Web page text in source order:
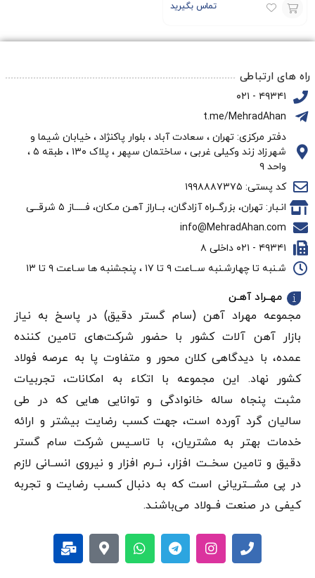
تماس بگیرید
سبد
راه های ارتباطی
۴۹۳۴۱ - ۰۲۱
t.me/MehradAhan
دفتر مرکزی: تهران ، سعادت آباد ، بلوار پاکنژاد ، خیابان شیما و
شهرزاد زند وکیلی غربی ، ساختمان سپهر ، پلاک ۱۳۰ ، طبقه ۵ ،
واحد ۹
کد پستی: ۱۹۹۸۸۸۷۳۷۵
انـبار: تهران، بزرگــراه آزادگان، بــاراز آهـن مـکان، فـــــاز ۵ شرقــی
info@MehradAhan.com
۴۹۳۴۱ - ۰۲۱ داخلی ۸
شـنبه تا چهارشـنبه ســاعت ۹ تا ۱۷ ، پنجشنبه ها سـاعت ۹ تا ۱۳
مهــراد آهـن
مجموعه مهراد آهن (سام گستر دقيق) در پاسخ به نیاز
بازار آهن‌ آلات کشور با حضور شرکت‌های تامین کننده
عمده، با دیدگاهی کلان محور و متفاوت پا به عرصه فولاد
کشور نهاد. این مجموعه با اتکاء به امکانات، تجربیات
مثبت پنجاه ساله خانوادگی و توانایی هایی که در طی
سالیان گرد آورده است، جهت کسب رضایت بیشتر و ارائه
خدمات بهتر به مشتریان، با تاسـیس شرکت سام گستر
دقيق و تامین سخــت افزار، نــرم افزار و نیروی انســانی لازم
در پی مشـــتریانی است که به دنبال کسـب رضایت و تجربه
کیفی در صنعت فــولاد می‌باشنـد.